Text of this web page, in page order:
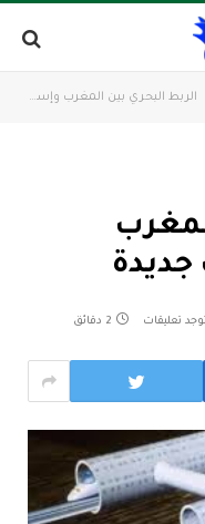
الربط البحري بين المغرب وإسبانيا.. معطيات جديدة
تعليقات 2 دقائق